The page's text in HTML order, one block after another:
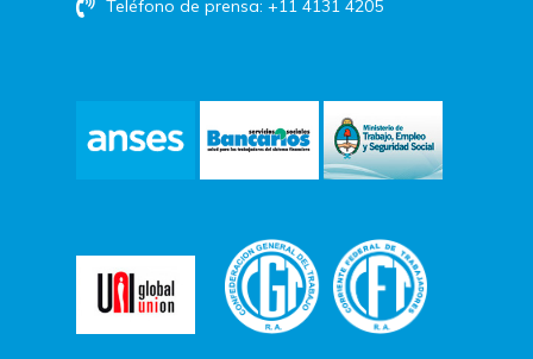
Teléfono de prensa: +11 4131 4205